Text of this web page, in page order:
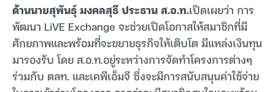
ด้านนายสุพันธุ์ มงคลสุธี ประธาน ส.อ.ท.เปิดเผยว่า การ
พัฒนา LiVE Exchange จะช่วยเปิดโอกาสให้สมาชิกที่มี
ศักยภาพและพร้อมที่จะขยายธุรกิจให้เติบโต มีแหล่งเงินทุน
มารองรับ โดย ส.อ.ท.อยู่ระหว่างการจัดทำโครงการต่างๆ
ร่วมกับ ตลท. และเคพีเอ็มจี ซึ่งจะมีการสนับสนุนค่าใช้จ่าย